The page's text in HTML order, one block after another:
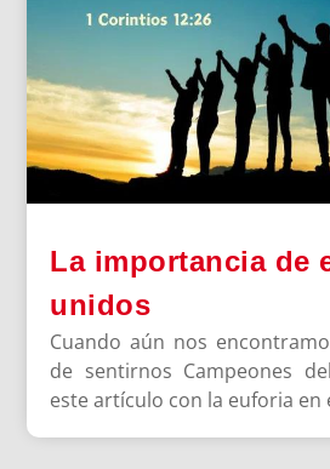
La importancia de
unidos
Cuando aún nos
de sentirnos Campeones
este artículo con la euforia en